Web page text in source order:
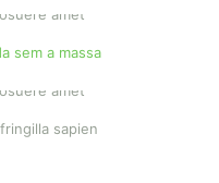
sem a massa
sapien